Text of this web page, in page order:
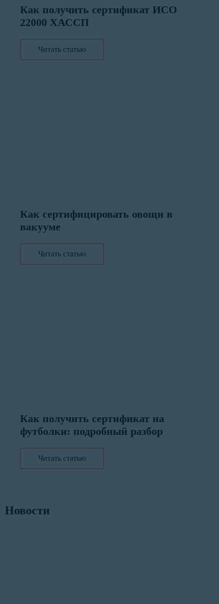
Как получить сертификат ИСО
22000 ХАССП
Читать статью
Как сертифицировать овощи в
вакууме
Читать статью
Как получить сертификат на
футболки: подробный разбор
Читать статью
Новости